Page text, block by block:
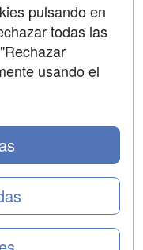
pulsando en
todas las
usando el